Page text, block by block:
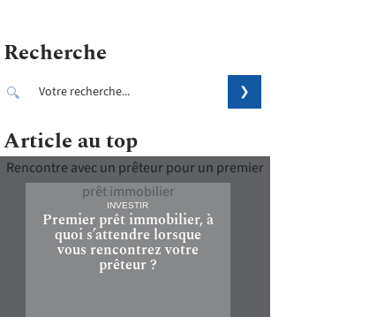
Recherche
Article au top
INVESTIR
Premier prêt immobilier, à
quoi s’attendre lorsque
vous rencontrez votre
prêteur ?